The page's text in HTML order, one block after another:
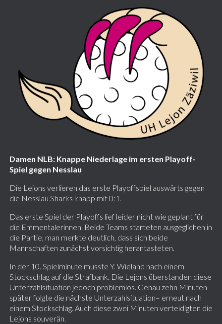
Damen NLB: Knappe Niederlage im ersten Playoff-
Spiel gegen Nesslau
Die Lejons verlieren das erste Playoffspiel auswärts gegen
die Nesslau Sharks knapp mit 0:1.
Das erste Spiel der Playoffs lief leider nicht wie geplant für
die Emmentalerinnen. Beide Teams starteten ausgeglichen in
die Partie, man merkte deutlich, dass sich beide
Mannschaften zunächst vorsichtig herantasteten.
In der 10. Spielminute musste Y. Wieland nach einem
Stockschlag auf die Strafbank. Die Lejons überstanden diese
Unterzahlsituation jedoch problemlos. Genau zehn Minuten
später folgte die nächste Unterzahlsituation– erneut nach
einem Stockschlag. Auch diese zwei Minuten verteidigten die
Lejons souverän.